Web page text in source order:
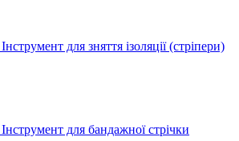
Інструмент для зняття ізоляції (стріпери)
Інструмент для бандажної стрічки